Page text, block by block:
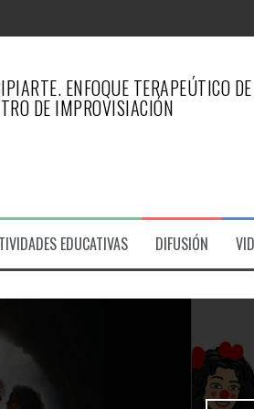
REVISTA ESFINGE
ENFOQUE TERAPEÚTICO
DE IMPROVISIACIÓN
EDUCATIVAS DIFUSIÓN